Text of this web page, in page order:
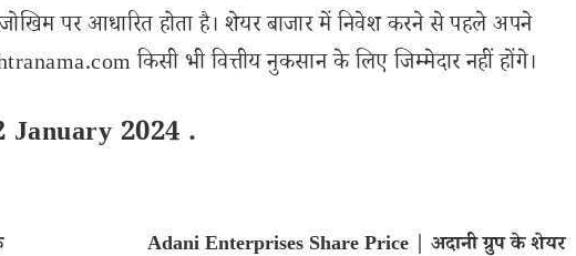
पर आधारित होता है। शेयर बाजार में निवेश करने से पहले अपने
किसी भी वित्तीय नुकसान के लिए जिम्मेदार नहीं होंगे।
January 2024 .
Adani Enterprises Share Price | अदानी ग्रुप के शेयर